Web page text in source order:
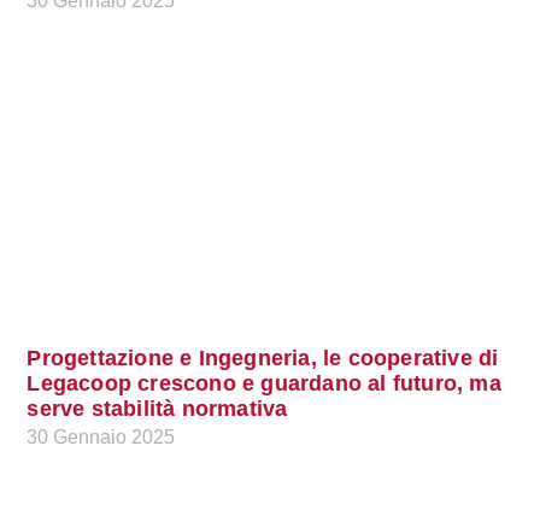
Progettazione e Ingegneria, le cooperative di
Legacoop crescono e guardano al futuro, ma
serve stabilità normativa
30 Gennaio 2025